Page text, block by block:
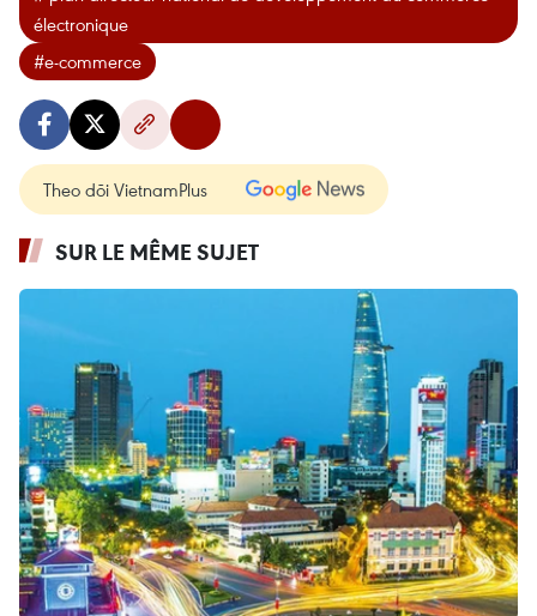
électronique
#e-commerce
Theo dõi VietnamPlus
SUR LE MÊME SUJET